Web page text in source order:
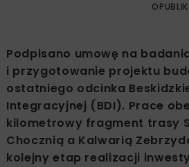
Podpisano umowę na
i przygotowanie projektu
ostatniego odcinka
Integracyjnej (BDI). Prace
kilometrowy fragment trasy
Chocznią a Kalwarią
kolejny etap realizacji